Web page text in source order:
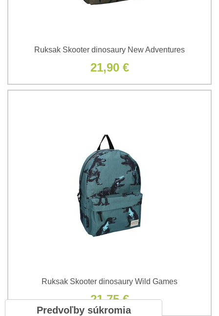
Ruksak Skooter dinosaury New Adventures
21,90 €
Ruksak Skooter dinosaury Wild Games
21,75 €
Predvoľby súkromia